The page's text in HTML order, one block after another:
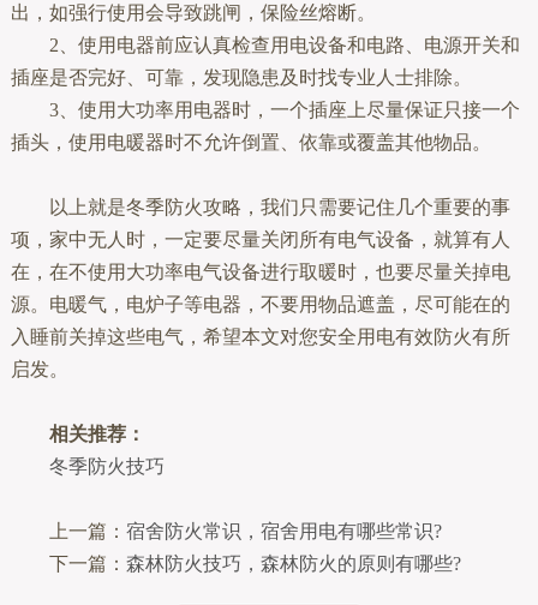
出，如强行使用会导致跳闸，保险丝熔断。
2、使用电器前应认真检查用电设备和电路、电源开关和
插座是否完好、可靠，发现隐患及时找专业人士排除。
3、使用大功率用电器时，一个插座上尽量保证只接一个
插头，使用电暖器时不允许倒置、依靠或覆盖其他物品。
以上就是冬季防火攻略，我们只需要记住几个重要的事
项，家中无人时，一定要尽量关闭所有电气设备，就算有人
在，在不使用大功率电气设备进行取暖时，也要尽量关掉电
源。电暖气，电炉子等电器，不要用物品遮盖，尽可能在的
入睡前关掉这些电气，希望本文对您安全用电有效防火有所
启发。
相关推荐：
冬季防火技巧
上一篇： 宿舍防火常识，宿舍用电有哪些常识?
下一篇： 森林防火技巧，森林防火的原则有哪些?